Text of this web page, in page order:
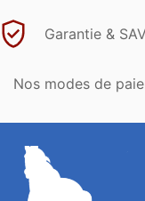
Garantie &
Nos modes de